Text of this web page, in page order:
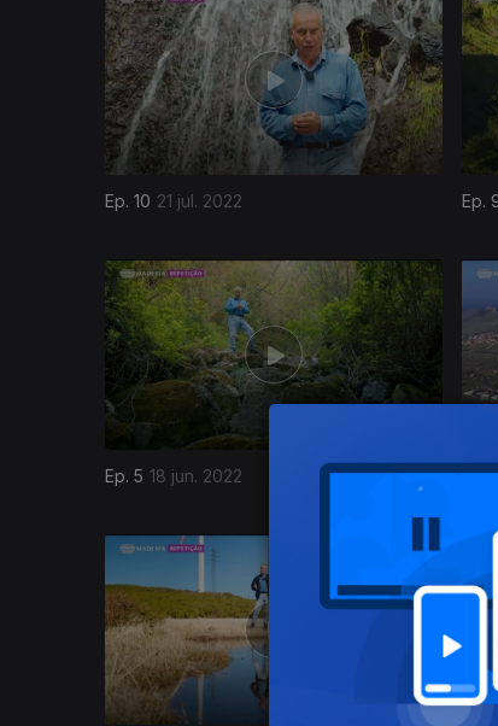
Ep. 10 21 jul. 2022 Ep.
Ep. 5 18 jun. 2022 Ep.
611380